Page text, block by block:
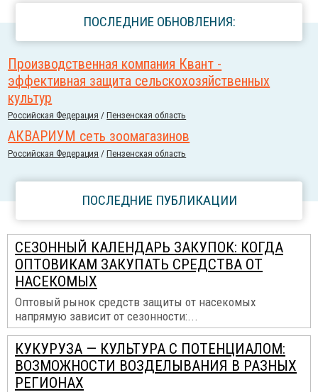
ПОСЛЕДНИЕ ОБНОВЛЕНИЯ:
Производственная компания Квант -
эффективная защита сельскохозяйственных
культур
Российcкая Федерация /Пензенская область
АКВАРИУМ сеть зоомагазинов
Российcкая Федерация /Пензенская область
ПОСЛЕДНИЕ ПУБЛИКАЦИИ
СЕЗОННЫЙ КАЛЕНДАРЬ ЗАКУПОК: КОГДА
ОПТОВИКАМ ЗАКУПАТЬ СРЕДСТВА ОТ
НАСЕКОМЫХ
Оптовый рынок средств защиты от насекомых
напрямую зависит от сезонности:...
КУКУРУЗА — КУЛЬТУРА С ПОТЕНЦИАЛОМ:
ВОЗМОЖНОСТИ ВОЗДЕЛЫВАНИЯ В РАЗНЫХ
РЕГИОНАХ